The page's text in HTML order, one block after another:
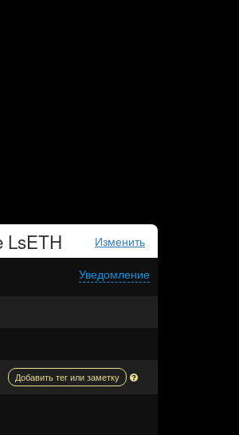
LsETH Изменить
Уведомление
Добавить тег или заметку